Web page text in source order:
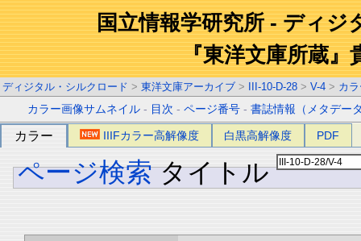
国立情報学研究所 - ディジ
『東洋文庫所蔵』
ディジタル・シルクロード > 東洋文庫アーカイブ > III-10-D-28 > V-4 > カ
カラー画像サムネイル - 目次 -ページ番号 -書誌情報（メタデー
カラー IIIFカラー高解像度 白黒高解像度 PDF
ページ検索 タイトル